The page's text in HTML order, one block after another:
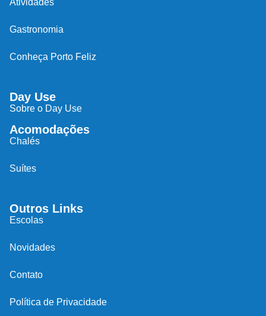
Atividades
Gastronomia
Conheça Porto Feliz
Day Use
Sobre o Day Use
Acomodações
Chalés
Suítes
Outros Links
Escolas
Novidades
Contato
Política de Privacidade